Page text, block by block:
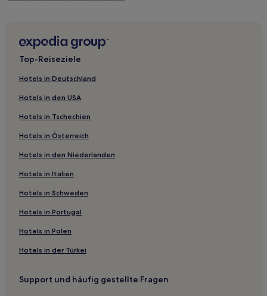
Coquina Sands: Hotels
Hotels nahe Bowditch Point Park
Winkler: Hotels
Tp Hill's: Hotels
Allen Park: Hotels
Safety Harbor Club: Hotels
Beachview Country Club Estates: Hotels
Shell Point: Hotels
Hotels nahe Koreshan State Park
Fort Myers Hotels
Hotels nahe Four Mile Cove Ecological Preserve
Top-Reiseziele
Hotels in Deutschland
Hotels in den USA
Hotels in Tschechien
Hotels in Österreich
Hotels in den Niederlanden
Hotels in Italien
Hotels in Schweden
Hotels in Portugal
Hotels in Polen
Hotels in der Türkei
Support und häufig gestellte Fragen